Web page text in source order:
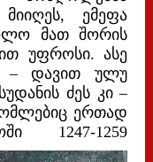
ემეფა
მათ შორის
უფროსი. ასე
– დავით ულუ
ძეს კი –
ერთად
1247-1259